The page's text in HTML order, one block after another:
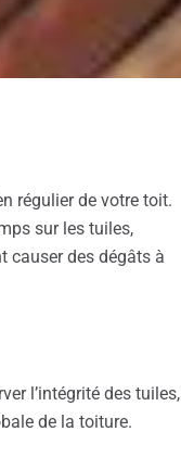
régulier de votre toit.
sur les tuiles,
causer des dégâts à
l’intégrité des tuiles,
de la toiture.